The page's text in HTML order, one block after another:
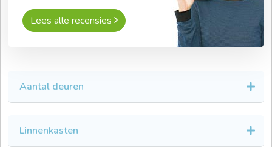
Lees alle recensies
Aantal deuren
Linnenkasten